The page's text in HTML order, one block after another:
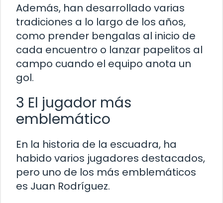
Además, han desarrollado varias
tradiciones a lo largo de los años,
como prender bengalas al inicio de
cada encuentro o lanzar papelitos al
campo cuando el equipo anota un
gol.
3 El jugador más
emblemático
En la historia de la escuadra, ha
habido varios jugadores destacados,
pero uno de los más emblemáticos
es Juan Rodríguez.